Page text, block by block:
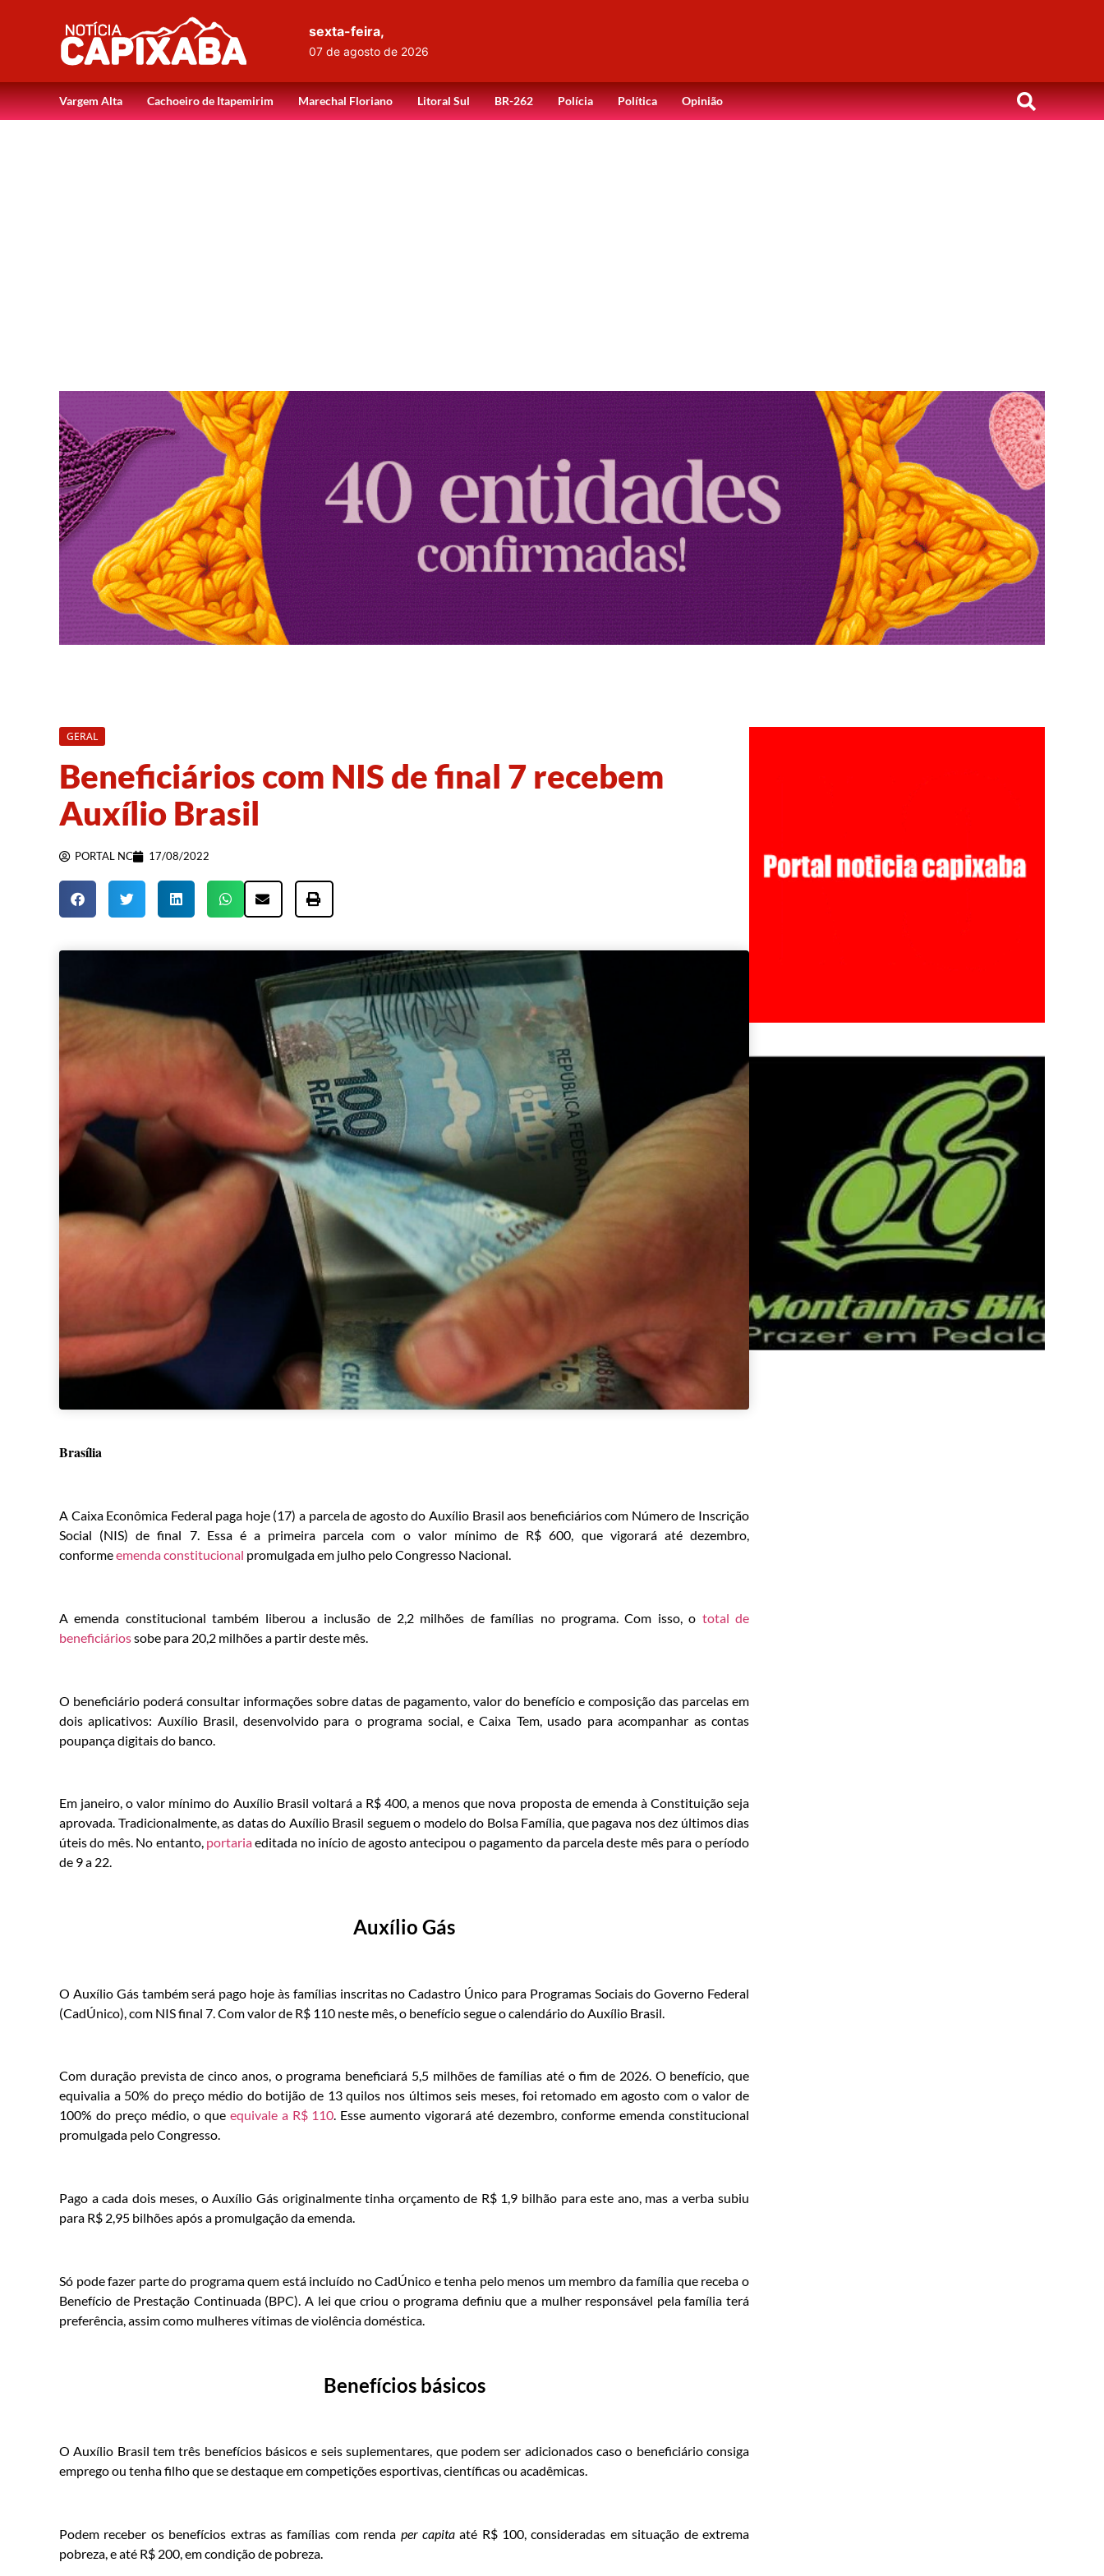
sexta-feira,
07 de agosto de 2026
Vargem Alta Cachoeiro de Itapemirim Marechal Floriano Litoral Sul BR-262 Polícia Política Opinião
GERAL
Beneficiários com NIS de final 7 recebem
Auxílio Brasil
PORTAL NC 17/08/2022
Brasília
A Caixa Econômica Federal paga hoje (17) a parcela de agosto do Auxílio Brasil aos beneficiários com Número de Inscrição
Social (NIS) de final 7. Essa é a primeira parcela com o valor mínimo de R$ 600, que vigorará até dezembro,
conformeemenda constitucional promulgada em julho pelo Congresso Nacional.
A emenda constitucional também liberou a inclusão de 2,2 milhões de famílias no programa. Com isso, o total de
beneficiáriossobe para 20,2 milhões a partir deste mês.
O beneficiário poderá consultar informações sobre datas de pagamento, valor do benefício e composição das parcelas em
dois aplicativos: Auxílio Brasil, desenvolvido para o programa social, e Caixa Tem, usado para acompanhar as contas
poupança digitais do banco.
Em janeiro, o valor mínimo do Auxílio Brasil voltará a R$ 400, a menos que nova proposta de emenda à Constituição seja
aprovada. Tradicionalmente, as datas do Auxílio Brasil seguem o modelo do Bolsa Família, que pagava nos dez últimos dias
úteis do mês. No entanto, portariaeditada no início de agosto antecipou o pagamento da parcela deste mês para o período
de 9 a 22.
Auxílio Gás
O Auxílio Gás também será pago hoje às famílias inscritas no Cadastro Único para Programas Sociais do Governo Federal
(CadÚnico), com NIS final 7. Com valor de R$ 110 neste mês, o benefício segue o calendário do Auxílio Brasil.
Com duração prevista de cinco anos, o programa beneficiará 5,5 milhões de famílias até o fim de 2026. O benefício, que
equivalia a 50% do preço médio do botijão de 13 quilos nos últimos seis meses, foi retomado em agosto com o valor de
100% do preço médio, o que equivale a R$ 110. Esse aumento vigorará até dezembro, conforme emenda constitucional
promulgada pelo Congresso.
Pago a cada dois meses, o Auxílio Gás originalmente tinha orçamento de R$ 1,9 bilhão para este ano, mas a verba subiu
para R$ 2,95 bilhões após a promulgação da emenda.
Só pode fazer parte do programa quem está incluído no CadÚnico e tenha pelo menos um membro da família que receba o
Benefício de Prestação Continuada (BPC). A lei que criou o programa definiu que a mulher responsável pela família terá
preferência, assim como mulheres vítimas de violência doméstica.
Benefícios básicos
O Auxílio Brasil tem três benefícios básicos e seis suplementares, que podem ser adicionados caso o beneficiário consiga
emprego ou tenha filho que se destaque em competições esportivas, científicas ou acadêmicas.
Podem receber os benefícios extras as famílias com renda per capitaaté R$ 100, consideradas em situação de extrema
pobreza, e até R$ 200, em condição de pobreza.